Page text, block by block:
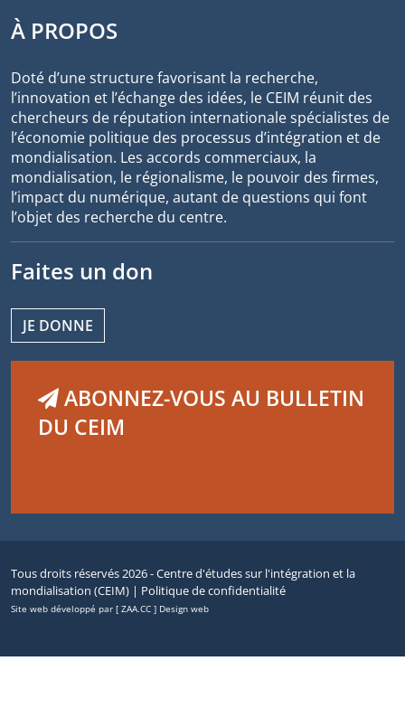
À PROPOS
Doté d’une structure favorisant la recherche,
l’innovation et l’échange des idées, le CEIM réunit des
chercheurs de réputation internationale spécialistes de
l’économie politique des processus d’intégration et de
mondialisation. Les accords commerciaux, la
mondialisation, le régionalisme, le pouvoir des firmes,
l’impact du numérique, autant de questions qui font
l’objet des recherche du centre.
Faites un don
JE DONNE
ABONNEZ-VOUS AU BULLETIN
DU CEIM
Tous droits réservés 2026 - Centre d'études sur l'intégration et la
mondialisation (CEIM) | Politique de confidentialité
Site web développé par [ ZAA.CC ] Design web